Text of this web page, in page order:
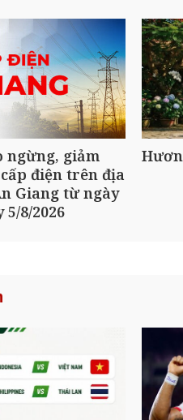
ngừng, giảm
điện trên địa
Giang từ ngày
5/8/2026